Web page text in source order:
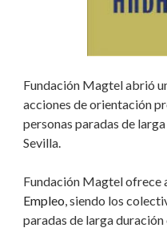
Fundación Magtel abrió
acciones de orientación
personas paradas de
Sevilla.
Fundación Magtel ofrece
Empleo , siendo los
paradas de larga